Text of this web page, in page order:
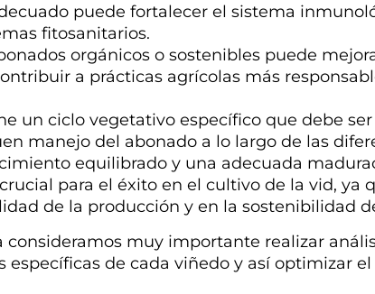
puede fortalecer el sistema
fitosanitarios.
orgánicos o sostenibles puede
a prácticas agrícolas más
un ciclo vegetativo específico que debe
manejo del abonado a lo largo de las
equilibrado y una adecuada
para el éxito en el cultivo de la vid, ya
de la producción y en la sostenibilidad
consideramos muy importante realizar
específicas de cada viñedo y así optimizar